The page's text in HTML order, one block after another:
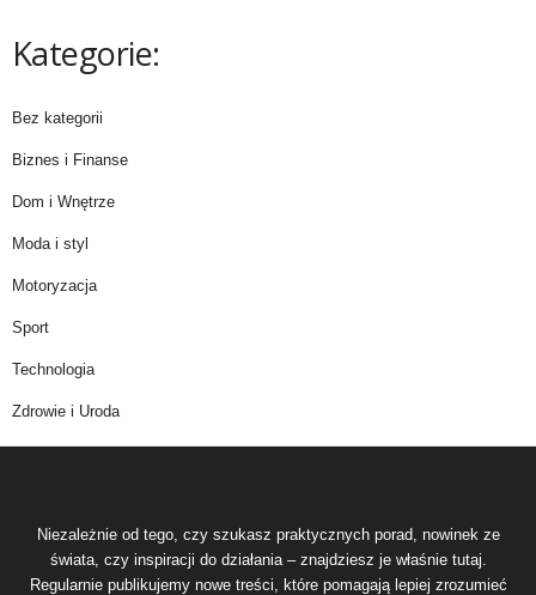
Kategorie:
Bez kategorii
Biznes i Finanse
Dom i Wnętrze
Moda i styl
Motoryzacja
Sport
Technologia
Zdrowie i Uroda
Niezależnie od tego, czy szukasz praktycznych porad, nowinek ze
świata, czy inspiracji do działania – znajdziesz je właśnie tutaj.
Regularnie publikujemy nowe treści, które pomagają lepiej zrozumieć